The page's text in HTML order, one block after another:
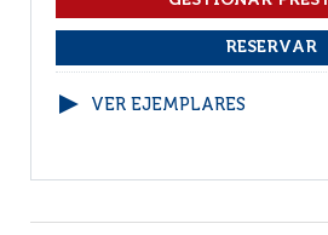
VER EJEMPLARES